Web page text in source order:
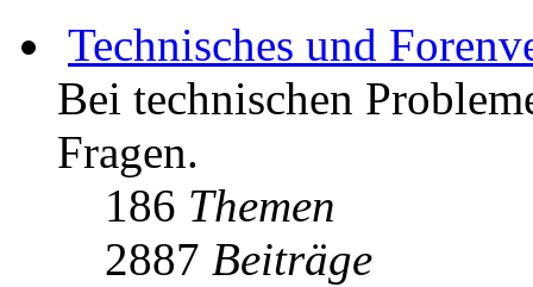
Technisches und
Bei technischen
Fragen.
186 Themen
2887 Beiträge